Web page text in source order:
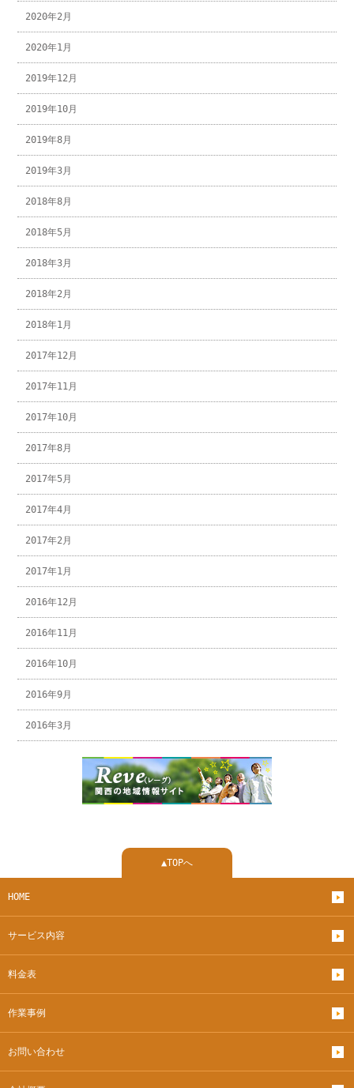
2020年2月
2020年1月
2019年12月
2019年10月
2019年8月
2019年3月
2018年8月
2018年5月
2018年3月
2018年2月
2018年1月
2017年12月
2017年11月
2017年10月
2017年8月
2017年5月
2017年4月
2017年2月
2017年1月
2016年12月
2016年11月
2016年10月
2016年9月
2016年3月
▲TOPへ
HOME
サービス内容
料金表
作業事例
お問い合わせ